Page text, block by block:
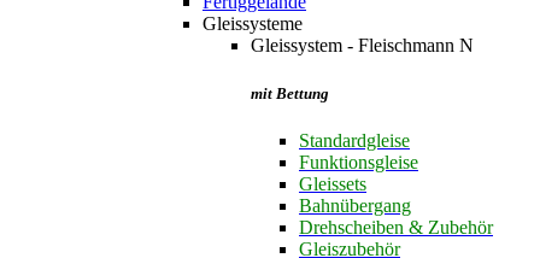
Gleissysteme
Gleissystem - Fleischmann N
mit Bettung
Standardgleise
Funktionsgleise
Gleissets
Bahnübergang
Drehscheiben & Zubehör
Gleiszubehör